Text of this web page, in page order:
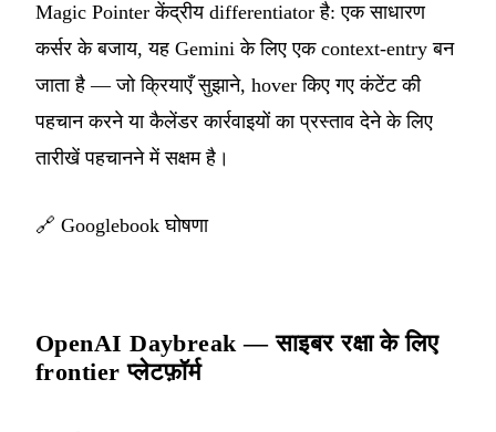
Magic Pointer केंद्रीय differentiator है: एक साधारण
कर्सर के बजाय, यह Gemini के लिए एक context-entry बन
जाता है — जो क्रियाएँ सुझाने, hover किए गए कंटेंट की
पहचान करने या कैलेंडर कार्रवाइयों का प्रस्ताव देने के लिए
तारीखें पहचानने में सक्षम है।
🔗 Googlebook घोषणा
OpenAI Daybreak — साइबर रक्षा के लिए
frontier प्लेटफ़ॉर्म